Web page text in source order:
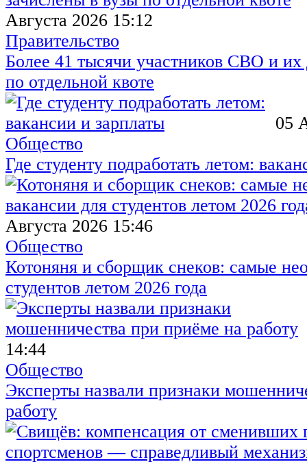
Августа 2026 15:12
Правительство
Более 41 тысячи участников СВО и их
по отдельной квоте
05
Общество
Где студенту подработать летом:
Августа 2026 15:46
Общество
Котоняня и сборщик снеков: самые
студентов летом 2026 года
14:44
Общество
Эксперты назвали признаки
работу